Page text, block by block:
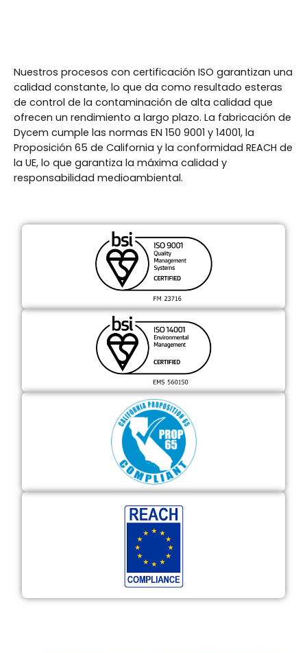
Nuestros procesos con certificación ISO garantizan una
calidad constante, lo que da como resultado esteras
de control de la contaminación de alta calidad que
ofrecen un rendimiento a largo plazo. La fabricación de
Dycem cumple las normas EN 150 9001 y 14001, la
Proposición 65 de California y la conformidad REACH de
la UE, lo que garantiza la máxima calidad y
responsabilidad medioambiental.